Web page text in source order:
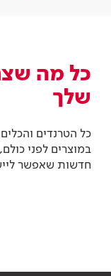
כל מה
שלך
כל הטרנדים
במוצרים לפני
חדשות שאפשר